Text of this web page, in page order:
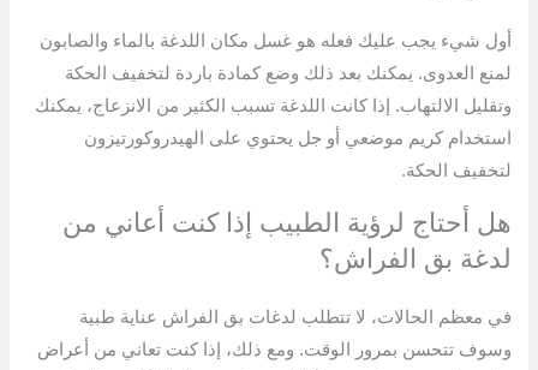
أول شيء يجب عليك فعله هو غسل مكان اللدغة بالماء والصابون
لمنع العدوى. يمكنك بعد ذلك وضع كمادة باردة لتخفيف الحكة
وتقليل الالتهاب. إذا كانت اللدغة تسبب الكثير من الانزعاج، يمكنك
استخدام كريم موضعي أو جل يحتوي على الهيدروكورتيزون
لتخفيف الحكة.
هل أحتاج لرؤية الطبيب إذا كنت أعاني من
لدغة بق الفراش؟
في معظم الحالات، لا تتطلب لدغات بق الفراش عناية طبية
وسوف تتحسن بمرور الوقت. ومع ذلك، إذا كنت تعاني من أعراض